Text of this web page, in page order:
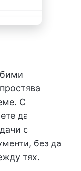
С
да
с
без да
тях.